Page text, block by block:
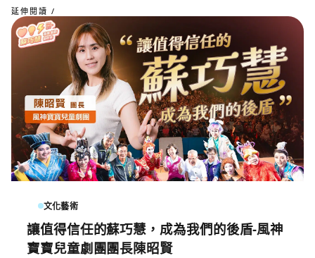
延伸閱讀 /
文化藝術
讓值得信任的蘇巧慧，成為我們的後盾-風神
寶寶兒童劇團團長陳昭賢